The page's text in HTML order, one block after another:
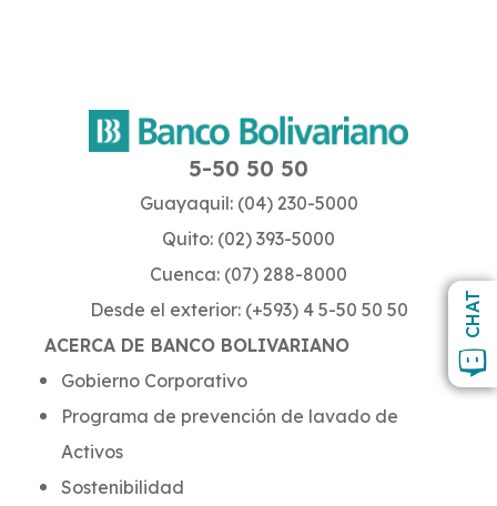
CHAT
ACERCA DE BANCO BOLIVARIANO
Gobierno Corporativo
Programa de prevención de lavado de
Activos
Sostenibilidad
5-50 50 50
Guayaquil: (04) 230-5000
Quito: (02) 393-5000
Cuenca: (07) 288-8000
Desde el exterior: (+593) 4 5-50 50 50